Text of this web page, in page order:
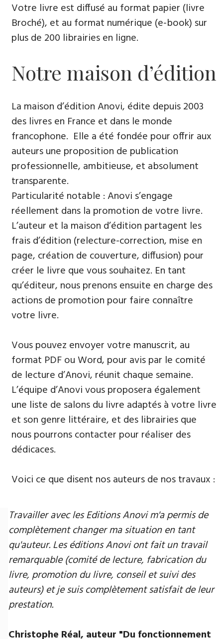
Votre livre est diffusé au format papier (livre
Broché), et au format numérique (e-book) sur
plus de 200 librairies en ligne.
Notre maison d’édition
La maison d’édition Anovi, édite depuis 2003
des livres en France et dans le monde
francophone. Elle a été fondée pour offrir aux
auteurs une proposition de publication
professionnelle, ambitieuse, et absolument
transparente.
Particularité notable : Anovi s’engage
réellement dans la promotion de votre livre.
L’auteur et la maison d’édition partagent les
frais d’édition (relecture-correction, mise en
page, création de couverture, diffusion) pour
créer le livre que vous souhaitez. En tant
qu’éditeur, nous prenons ensuite en charge des
actions de promotion pour faire connaître
votre livre.
Vous pouvez envoyer votre manuscrit, au
format PDF ou Word, pour avis par le comité
de lecture d’Anovi, réunit chaque semaine.
L’équipe d’Anovi vous proposera également
une liste de salons du livre adaptés à votre livre
et son genre littéraire, et des librairies que
nous pourrons contacter pour réaliser des
dédicaces.
Voici ce que disent nos auteurs de nos travaux :
Travailler avec les Editions Anovi m'a permis de
complètement changer ma situation en tant
qu'auteur. Les éditions Anovi ont fait un travail
remarquable (comité de lecture, fabrication du
livre, promotion du livre, conseil et suivi des
auteurs) et je suis complètement satisfait de leur
prestation.
Christophe Réal, auteur ​"Du fonctionnement